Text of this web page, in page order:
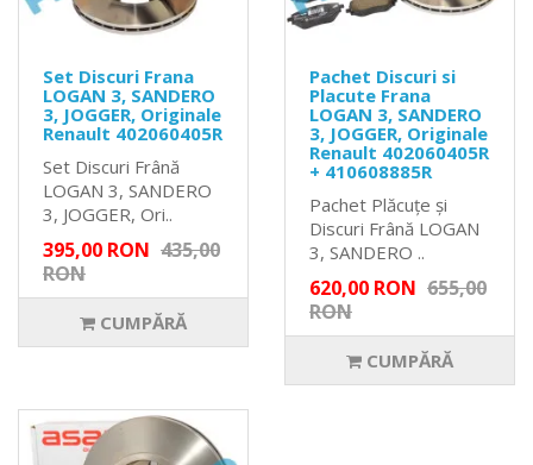
Set Discuri Frana
LOGAN 3, SANDERO
3, JOGGER, Originale
Renault 402060405R
Set Discuri Frână
LOGAN 3, SANDERO
3, JOGGER, Ori..
395,00 RON 435,00
RON
CUMPĂRĂ
Pachet Discuri si
Placute Frana
LOGAN 3, SANDERO
3, JOGGER, Originale
Renault 402060405R
+ 410608885R
Pachet Plăcuțe și
Discuri Frână LOGAN
3, SANDERO ..
620,00 RON 655,00
RON
CUMPĂRĂ